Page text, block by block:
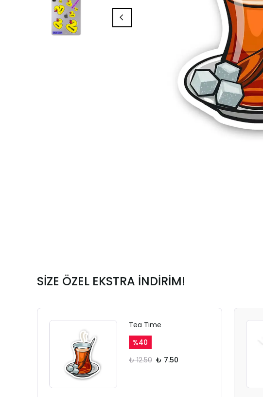
SİZE ÖZEL EKSTRA İNDİRİM!
Tea Time
%40
₺ 12.50 ₺ 7.50